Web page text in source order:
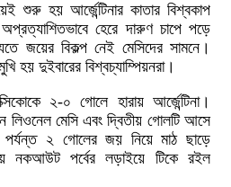
শুরু হয় আর্জেন্টিনার কাতার বিশ্বকাপ
হেরে দারুণ চাপে পড়ে
জয়ের বিকল্প নেই মেসিদের সামনে।
হয় দুইবারের বিশ্বচ্যাম্পিয়নরা।
২-০ গোলে হারায় আর্জেন্টিনা।
লিওনেল মেসি এবং দ্বিতীয় গোলটি আসে
পর্যন্ত ২ গোলের জয় নিয়ে মাঠ ছাড়ে
নকআউট পর্বের লড়াইয়ে টিকে রইল